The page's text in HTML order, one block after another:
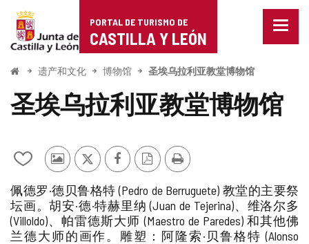
Portal
de
Turismo
de
Castilla
León
PORTAL DE TURISMO DE
CASTILLA Y LEÓN
菜
显
示
开
遗产和文化 博物馆 圣埃乌拉利亚教堂博物馆
圣埃乌拉利亚教堂博物馆
从
的
笔
记
本
其
游
客
的
照
推
Facebook
PDF
本
打
佩德罗·德贝鲁格特 (Pedro de Berruguete) 教堂的主要祭
坛画。胡安·德·特赫里纳 (Juan de Tejerina)、维洛尔多
(Villoldo)、帕雷德斯大师 (Maestro de Paredes) 和其他佛
兰德大师的画作。雕塑：阿隆索·贝鲁格特 (Alonso